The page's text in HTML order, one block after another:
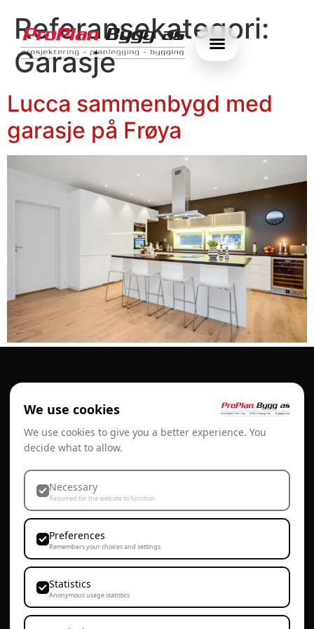
Referansekategori:
Garasje
Lucca sammenbygd med
garasje på Frøya
Kontakt oss
7353 Børsa
ProPlan Bygg Børsa
ProPlan Bygg AS, Brukbakken 4a, 7353 Børsa
72 86 81 00
We use cookies
We use cookies to give you a better experience. You
decide what to allow.
Necessary
Required for the website to function
Preferences
Remembers your choices and settings
Statistics
Anonymous usage statistics